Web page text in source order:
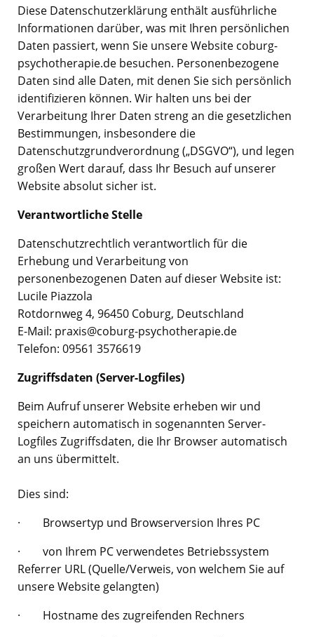
Diese Datenschutzerklärung enthält ausführliche
Informationen darüber, was mit Ihren persönlichen
Daten passiert, wenn Sie unsere Website coburg-
psychotherapie.de besuchen. Personenbezogene
Daten sind alle Daten, mit denen Sie sich persönlich
identifizieren können. Wir halten uns bei der
Verarbeitung Ihrer Daten streng an die gesetzlichen
Bestimmungen, insbesondere die
Datenschutzgrundverordnung („DSGVO“), und legen
großen Wert darauf, dass Ihr Besuch auf unserer
Website absolut sicher ist.
Verantwortliche Stelle
Datenschutzrechtlich verantwortlich für die
Erhebung und Verarbeitung von
personenbezogenen Daten auf dieser Website ist:
Lucile Piazzola
Rotdornweg 4, 96450 Coburg, Deutschland
E-Mail: praxis@coburg-psychotherapie.de
Telefon: 09561 3576619
Zugriffsdaten (Server-Logfiles)
Beim Aufruf unserer Website erheben wir und
speichern automatisch in sogenannten Server-
Logfiles Zugriffsdaten, die Ihr Browser automatisch
an uns übermittelt.
Dies sind:
· Browsertyp und Browserversion Ihres PC
· von Ihrem PC verwendetes Betriebssystem
Referrer URL (Quelle/Verweis, von welchem Sie auf
unsere Website gelangten)
· Hostname des zugreifenden Rechners